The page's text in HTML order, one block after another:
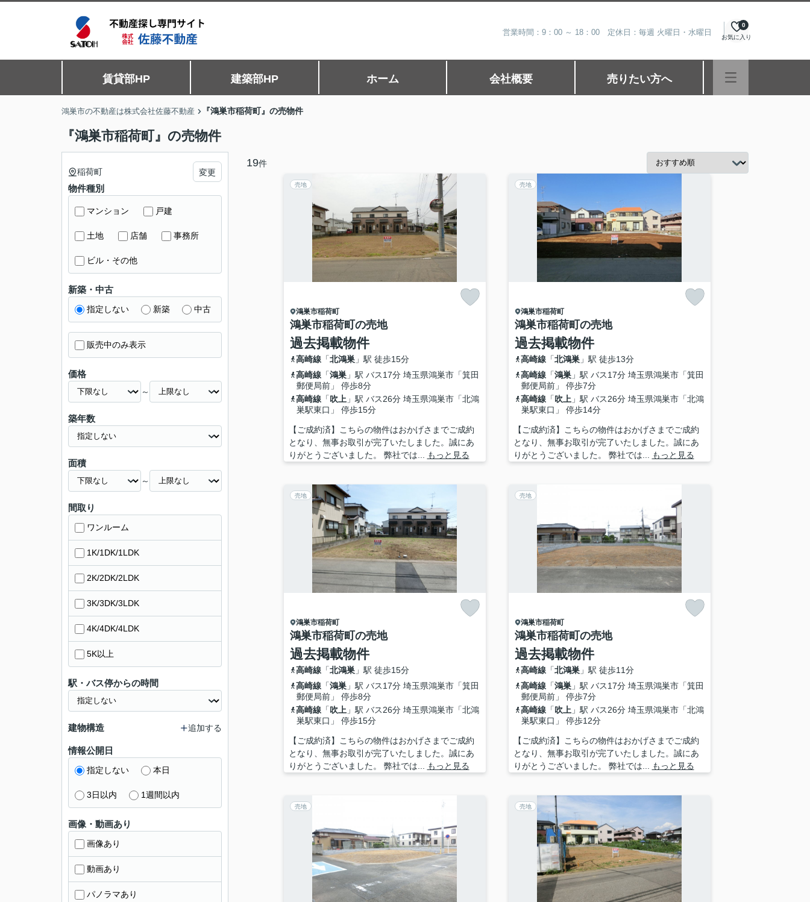
営業時間：9：00 ～ 18：00 定休日：毎週 火曜日・水曜日 お気に入り
0
賃貸部HP 建築部HP ホーム 会社概要 売りたい方へ
鴻巣市の不動産は株式会社佐藤不動産 『鴻巣市稲荷町』の売物件
『鴻巣市稲荷町』の売物件
19件
売地
鴻巣市稲荷町
鴻巣市稲荷町の売地
過去掲載物件
高崎線「北鴻巣」駅 徒歩15分
高崎線「鴻巣」駅 バス17分 埼玉県鴻巣市「箕田
郵便局前」 停歩8分
高崎線「吹上 」駅 バス26分 埼玉県鴻巣市「北鴻
巣駅東口」 停歩15分
【ご成約済】こちらの物件はおかげさまでご成約
となり、無事お取引が完了いたしました。誠にあ
りがとうございました。 弊社では...
もっと見る
売地
鴻巣市稲荷町
鴻巣市稲荷町の売地
過去掲載物件
高崎線「北鴻巣」駅 徒歩13分
高崎線「鴻巣」駅 バス17分 埼玉県鴻巣市「箕田
郵便局前」 停歩7分
高崎線「吹上 」駅 バス26分 埼玉県鴻巣市「北鴻
巣駅東口」 停歩14分
【ご成約済】こちらの物件はおかげさまでご成約
となり、無事お取引が完了いたしました。誠にあ
りがとうございました。 弊社では...
もっと見る
売地
鴻巣市稲荷町
鴻巣市稲荷町の売地
過去掲載物件
高崎線「北鴻巣」駅 徒歩15分
高崎線「鴻巣」駅 バス17分 埼玉県鴻巣市「箕田
郵便局前」 停歩8分
高崎線「吹上 」駅 バス26分 埼玉県鴻巣市「北鴻
巣駅東口」 停歩15分
【ご成約済】こちらの物件はおかげさまでご成約
となり、無事お取引が完了いたしました。誠にあ
りがとうございました。 弊社では...
もっと見る
売地
鴻巣市稲荷町
鴻巣市稲荷町の売地
過去掲載物件
高崎線「北鴻巣」駅 徒歩11分
高崎線「鴻巣」駅 バス17分 埼玉県鴻巣市「箕田
郵便局前」 停歩7分
高崎線「吹上 」駅 バス26分 埼玉県鴻巣市「北鴻
巣駅東口」 停歩12分
【ご成約済】こちらの物件はおかげさまでご成約
となり、無事お取引が完了いたしました。誠にあ
りがとうございました。 弊社では...
もっと見る
売地 売地
稲荷町 変更
物件種別
マンション 戸建
土地 店舗 事務所
ビル・その他
新築・中古
指定しない 新築 中古
販売中のみ表示
価格
～
築年数
面積
～
間取り
ワンルーム
1K/1DK/1LDK
2K/2DK/2LDK
3K/3DK/3LDK
4K/4DK/4LDK
5K以上
駅・バス停からの時間
建物構造 追加する
情報公開日
指定しない 本日
3日以内 1週間以内
画像・動画あり
画像あり
動画あり
パノラマあり